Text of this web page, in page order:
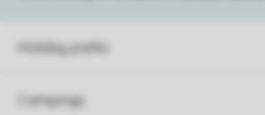
Holiday parks
Campings